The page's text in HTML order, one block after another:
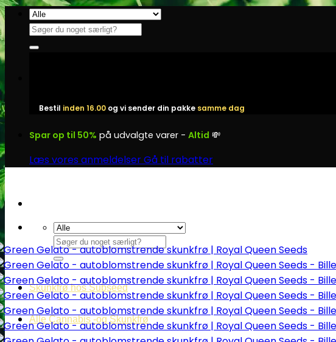
Fortsæt
indhold
Søg
efter:
Bestil inden 16.00 og vi sender din pakke samme dag
Spar op til 50% på udvalgte varer - Altid 💸
Læs vores anmeldelserGå til rabatter
Søg
efter:
Skunkfrø hos Subseed
Alle Cannabis -og Skunkfrø